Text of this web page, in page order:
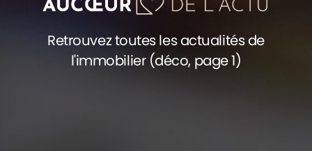
Retrouvez toutes les actualités de
l'immobilier (déco, page 1)